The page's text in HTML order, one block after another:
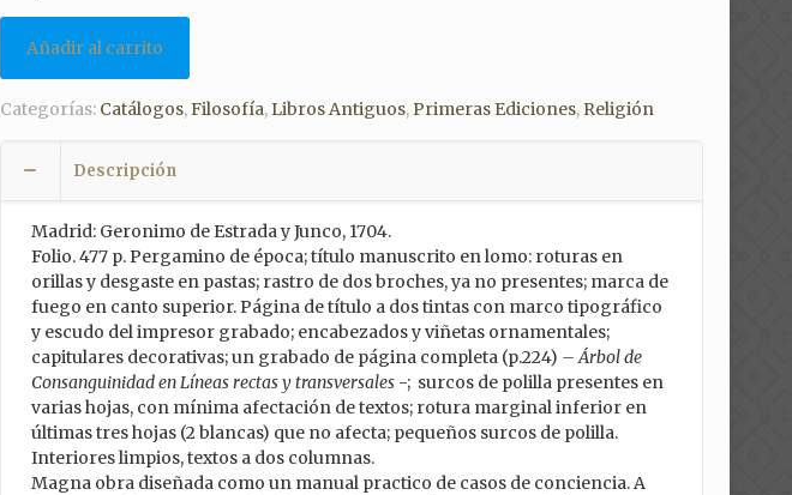
Añadir al carrito
Categorías: Catálogos,Filosofía, Libros Antiguos,Primeras Ediciones, Religión
Descripción
Madrid: Geronimo de Estrada y Junco, 1704.
Folio. 477 p. Pergamino de época; título manuscrito en lomo: roturas en
orillas y desgaste en pastas; rastro de dos broches, ya no presentes; marca de
fuego en canto superior. Página de título a dos tintas con marco tipográfico
y escudo del impresor grabado; encabezados y viñetas ornamentales;
capitulares decorativas; un grabado de página completa (p.224) – Árbol de
Consanguinidad en Líneas rectas y transversales -; surcos de polilla presentes en
varias hojas, con mínima afectación de textos; rotura marginal inferior en
últimas tres hojas (2 blancas) que no afecta; pequeños surcos de polilla.
Interiores limpios, textos a dos columnas.
Magna obra diseñada como un manual practico de casos de conciencia. A